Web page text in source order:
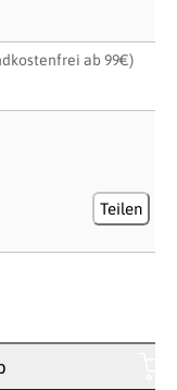
ab 99€)
Teilen